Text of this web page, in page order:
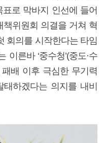
로 막바지 인선에 들어
위원회 의결을 거쳐 혁
회의를 시작한다는 타임
른바 ‘중수청’(중도·수
배 이후 극심한 무기력
하겠다는 의지를 내비